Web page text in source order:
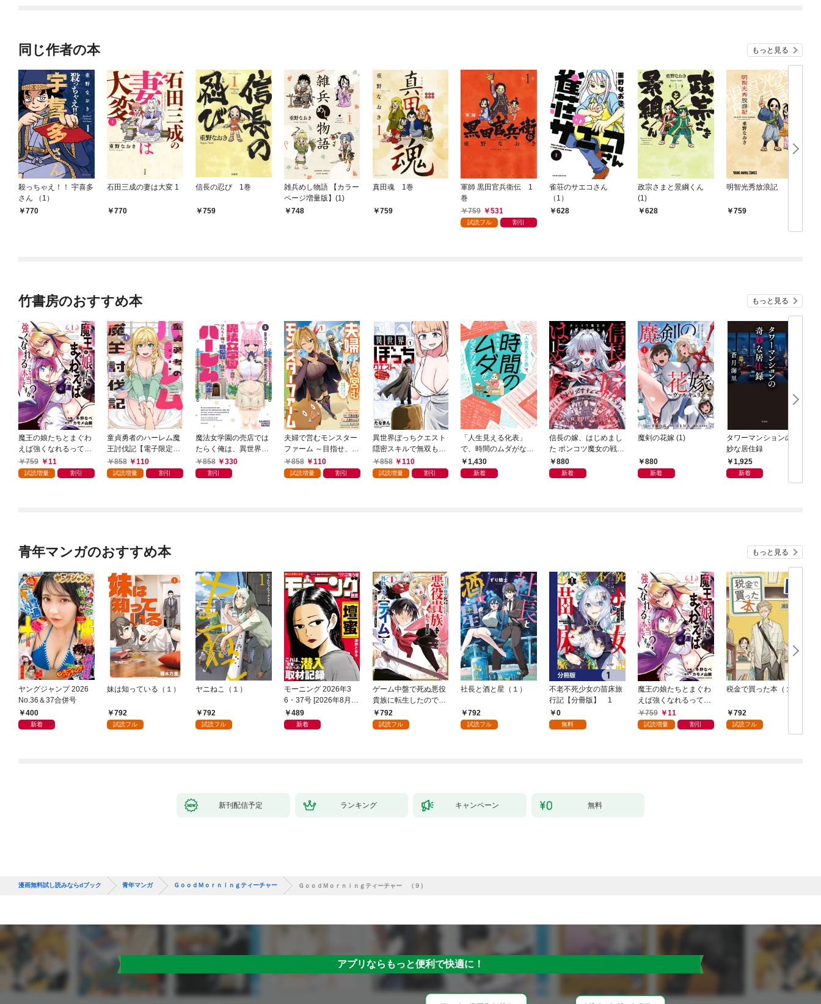
同じ作者の本 もっと見る
殺っちゃえ！！ 宇喜多
さん （1）
770
石田三成の妻は大変 1
770
信長の忍び 1巻
759
雑兵めし物語 【カラー
ページ増量版】(1)
748
真田魂 1巻
759
軍師 黒田官兵衛伝 1
巻
759
531
試読フル 割引
雀荘のサエコさん
（1）
628
政宗さまと景綱くん
(1)
628
明智光秀放浪記
759
竹書房のおすすめ本 もっと見る
魔王の娘たちとまぐわ
えば強くなれるって本
当ですか？【特典ペー
パー付き】【カラーペ
759 11
試読増量 割引
童貞勇者のハーレム魔
王討伐記【電子限定特
典付き】 (1)
858 110
試読増量 割引
魔法女学園の売店では
たらく俺は、異世界か
ら召喚された『ハーレ
ム先生』です。 (1)
858 330
割引
夫婦で営むモンスター
ファーム ～目指せ、ま
ったりスローライフ～
(1)
858 110
試読増量 割引
異世界ぼっちクエスト
隠密スキルで無双もハ
ーレムも思うまま！...
なはず【電子限定特典
858 110
試読増量 割引
「人生見える化表」
で、時間のムダがなく
なりました
1,430
新着
信長の嫁、はじめまし
た ポンコツ魔女の戦国
内政伝 (1)
880
新着
魔剣の花嫁 (1)
880
新着
タワーマンションの奇
妙な居住録
1,925
新着
青年マンガのおすすめ本 もっと見る
ヤングジャンプ 2026
No.36＆37合併号
400
新着
妹は知っている（１）
792
試読フル
ヤニねこ（１）
792
試読フル
モーニング 2026年3
6・37号 [2026年8月6
日発売]
489
新着
ゲーム中盤で死ぬ悪役
貴族に転生したので、
外れスキル【テイム】
を駆使して最強を目指
792
試読フル
社長と酒と星（１）
792
試読フル
不老不死少女の苗床旅
行記【分冊版】 1
0
無料
魔王の娘たちとまぐわ
えば強くなれるって本
当ですか？【特典ペー
パー付き】【カラーペ
759 11
試読増量 割引
税金で買った本（１）
792
試読フル
新刊配信予定 ランキング キャンペーン 無料
漫画無料試し読みならdブック 青年マンガ ＧｏｏｄＭｏｒｎｉｎｇティーチャー ＧｏｏｄＭｏｒｎｉｎｇティーチャー （９）
アプリならもっと便利で快適に！